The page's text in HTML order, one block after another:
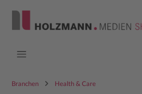
Branchen Health & Care